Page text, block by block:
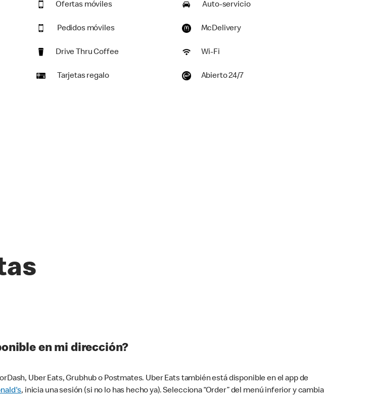
Ofertas móviles Auto-servicio
Pedidos móviles McDelivery
Drive Thru Coffee Wi-Fi
Tarjetas regalo Abierto 24/7
en mi dirección?
Uber Eats, Grubhub o Postmates. Uber Eats también está disponible en el app de
, inicia una sesión (si no lo has hecho ya). Selecciona “Order” del menú inferior y cambia